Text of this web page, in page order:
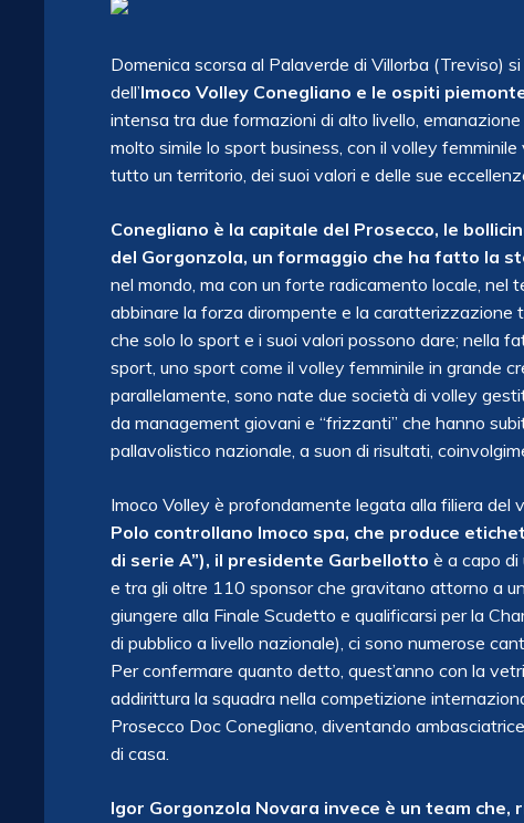
Domenica scorsa al Palaverde di Villorba (Treviso)
dell’Imoco Volley Conegliano e le ospiti
intensa tra due formazioni di alto livello,
molto simile lo sport business, con il volley
tutto un territorio, dei suoi valori e delle sue
Conegliano è la capitale del Prosecco, le
del Gorgonzola, un formaggio che ha fatto la
nel mondo, ma con un forte radicamento locale, nel
abbinare la forza dirompente e la caratterizzazione
che solo lo sport e i suoi valori possono dare; nella
sport, uno sport come il volley femminile in grande
parallelamente, sono nate due società di volley
da management giovani e “frizzanti” che hanno
pallavolistico nazionale, a suon di risultati,
Imoco Volley è profondamente legata alla filiera del
Polo controllano Imoco spa, che produce
di serie A”), il presidente Garbellotto è a capo di
e tra gli oltre 110 sponsor che gravitano attorno a
giungere alla Finale Scudetto e qualificarsi per la
di pubblico a livello nazionale), ci sono numerose
Per confermare quanto detto, quest’anno con la
addirittura la squadra nella competizione
Prosecco Doc Conegliano, diventando
di casa.
Igor Gorgonzola Novara invece è un team